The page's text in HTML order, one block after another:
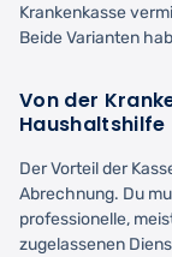
Krankenkasse
Beide Varianten
Von der
Haushaltshilfe
Der Vorteil der
Abrechnung. Du
professionelle,
zugelassenen